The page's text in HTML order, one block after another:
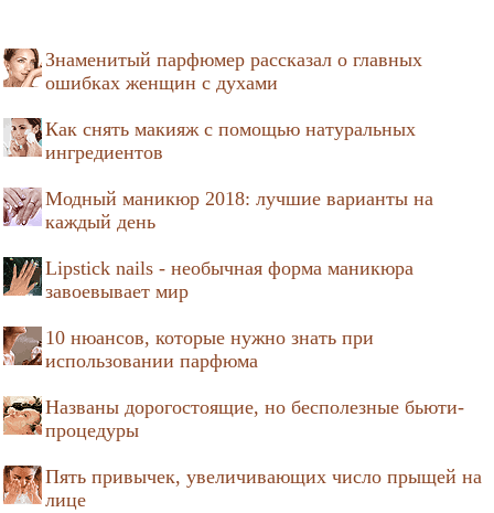
Знаменитый парфюмер рассказал о главных
ошибках женщин с духами
Как снять макияж с помощью натуральных
ингредиентов
Модный маникюр 2018: лучшие варианты на
каждый день
Lipstick nails - необычная форма маникюра
завоевывает мир
10 нюансов, которые нужно знать при
использовании парфюма
Названы дорогостоящие, но бесполезные бьюти-
процедуры
Пять привычек, увеличивающих число прыщей на
лице